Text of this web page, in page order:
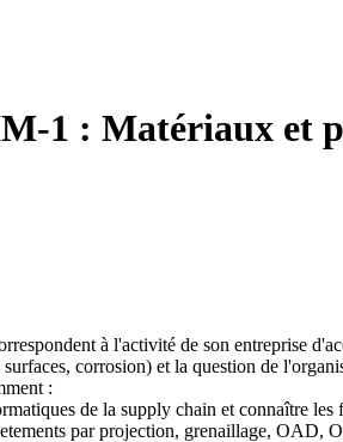
1 : Matériaux et
à l'activité de son entreprise
corrosion) et la question de
:
de la supply chain et connaître les
par projection, grenaillage, OAD,